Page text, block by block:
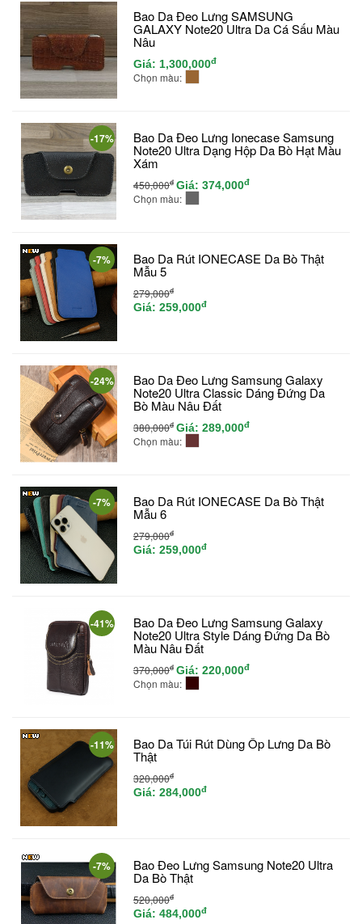
Bao Da Đeo Lưng SAMSUNG
GALAXY Note20 Ultra Da Cá Sấu Màu
Nâu
Giá: 1,300,000đ
Chọn màu:
-17% Bao Da Đeo Lưng Ionecase Samsung
Note20 Ultra Dạng Hộp Da Bò Hạt Màu
Xám
450,000đ Giá: 374,000đ
Chọn màu:
-7% Bao Da Rút IONECASE Da Bò Thật
Mẫu 5
279,000đ
Giá: 259,000đ
-24% Bao Da Đeo Lưng Samsung Galaxy
Note20 Ultra Classic Dáng Đứng Da
Bò Màu Nâu Đất
380,000đ Giá: 289,000đ
Chọn màu:
-7% Bao Da Rút IONECASE Da Bò Thật
Mẫu 6
279,000đ
Giá: 259,000đ
-41% Bao Da Đeo Lưng Samsung Galaxy
Note20 Ultra Style Dáng Đứng Da Bò
Màu Nâu Đất
370,000đ Giá: 220,000đ
Chọn màu:
-11% Bao Da Túi Rút Dùng Ốp Lưng Da Bò
Thật
320,000đ
Giá: 284,000đ
-7% Bao Đeo Lưng Samsung Note20 Ultra
Da Bò Thật
520,000đ
Giá: 484,000đ